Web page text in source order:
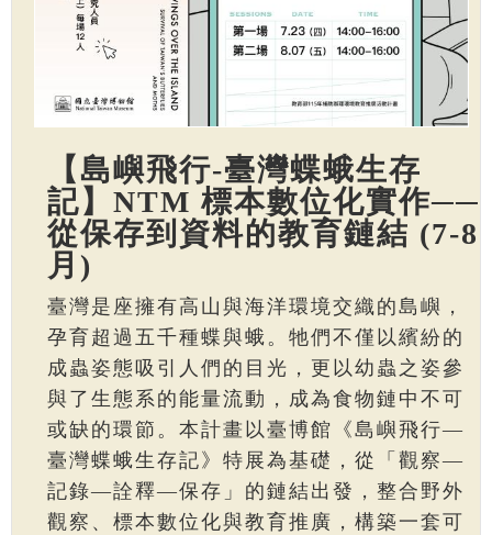
【島嶼飛行-臺灣蝶蛾生存
記】NTM 標本數位化實作──
從保存到資料的教育鏈結 (7-8
月)
臺灣是座擁有高山與海洋環境交織的島嶼，
孕育超過五千種蝶與蛾。牠們不僅以繽紛的
成蟲姿態吸引人們的目光，更以幼蟲之姿參
與了生態系的能量流動，成為食物鏈中不可
或缺的環節。本計畫以臺博館《島嶼飛行—
臺灣蝶蛾生存記》特展為基礎，從「觀察—
記錄—詮釋—保存」的鏈結出發，整合野外
觀察、標本數位化與教育推廣，構築一套可